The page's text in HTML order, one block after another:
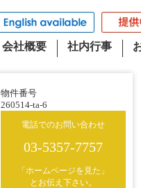
会社概要 社内行事
物件番号
260514-ta-6
電話でのお問い合わせ
03-5357-7757
「ホームページを見た」
とお伝え下さい。